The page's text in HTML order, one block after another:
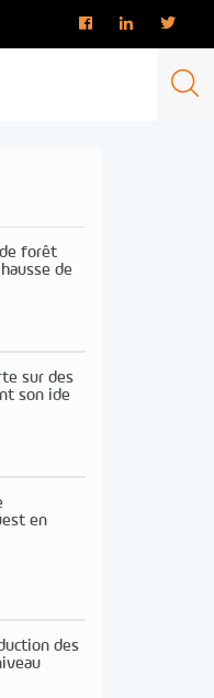
forêt
de
sur des
son ide
en
des